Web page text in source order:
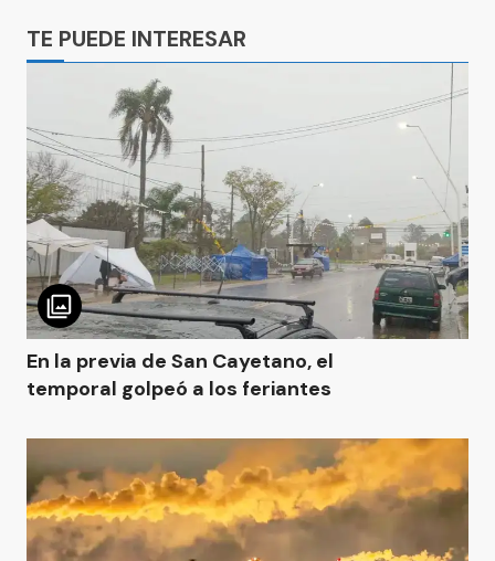
TE PUEDE INTERESAR
En la previa de San Cayetano, el
temporal golpeó a los feriantes